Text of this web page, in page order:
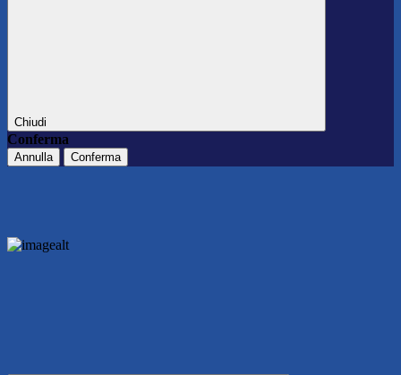
Chiudi
Conferma
Annulla Conferma